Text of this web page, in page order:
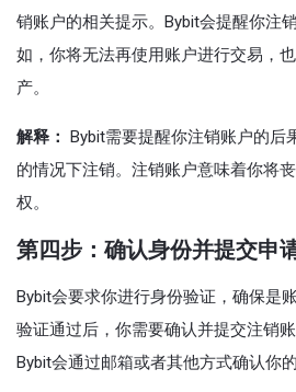
销账户的相关提示。Bybit会提醒你注
如，你将无法再使用账户进行交易，
产。
解释： Bybit需要提醒你注销账户的后
的情况下注销。注销账户意味着你将
权。
第四步：确认身份并提交申
Bybit会要求你进行身份验证，确保是
验证通过后，你需要确认并提交注销
Bybit会通过邮箱或者其他方式确认你的